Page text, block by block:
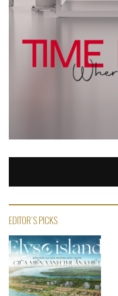
EDITOR'S PICKS